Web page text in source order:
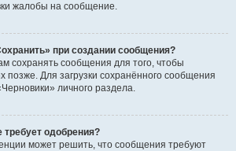
жалобы на сообщение.
при создании сообщения?
сохранять сообщения для того, чтобы
позже. Для загрузки сохранённого сообщения
личного раздела.
одобрения?
может решить, что сообщения требуют